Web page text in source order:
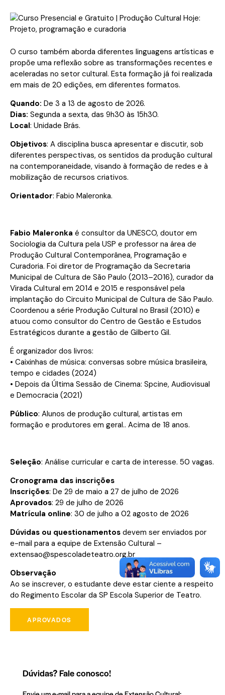
O curso também aborda diferentes linguagens artísticas e
propõe uma reflexão sobre as transformações recentes e
aceleradas no setor cultural. Esta formação já foi realizada
em mais de 20 edições, em diferentes formatos.
Quando: De 3 a 13 de agosto de 2026.
Dias: Segunda a sexta, das 9h30 às 15h30.
Local: Unidade Brás.
Objetivos: A disciplina busca apresentar e discutir, sob
diferentes perspectivas, os sentidos da produção cultural
na contemporaneidade, visando à formação de redes e à
mobilização de recursos criativos.
Orientador: Fabio Maleronka.
Fabio Maleronka é consultor da UNESCO, doutor em
Sociologia da Cultura pela USP e professor na área de
Produção Cultural Contemporânea, Programação e
Curadoria. Foi diretor de Programação da Secretaria
Municipal de Cultura de São Paulo (2013–2016), curador da
Virada Cultural em 2014 e 2015 e responsável pela
implantação do Circuito Municipal de Cultura de São Paulo.
Coordenou a série Produção Cultural no Brasil (2010) e
atuou como consultor do Centro de Gestão e Estudos
Estratégicos durante a gestão de Gilberto Gil.
É organizador dos livros:
• Caixinhas de música: conversas sobre música brasileira,
tempo e cidades (2024)
• Depois da Última Sessão de Cinema: Spcine, Audiovisual
e Democracia (2021)
Público: Alunos de produção cultural, artistas em
formação e produtores em geral.. Acima de 18 anos.
Seleção: Análise curricular e carta de interesse. 50 vagas.
Cronograma das inscrições
Inscrições: De 29 de maio a 27 de julho de 2026
Aprovados: 29 de julho de 2026
Matrícula online: 30 de julho a 02 agosto de 2026
Dúvidas ou questionamentos devem ser enviados por
e-mail para a equipe de Extensão Cultural –
extensao@spescoladeteatro.org.br
Observação
Ao se inscrever, o estudante deve estar ciente a respeito
do Regimento Escolar da SP Escola Superior de Teatro.
APROVADOS
Dúvidas? Fale conosco!